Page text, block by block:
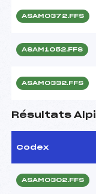
ASAM0372.FFS
ASAM1052.FFS
ASAM0332.FFS
Résultats
Codex
ASAM0302.FFS